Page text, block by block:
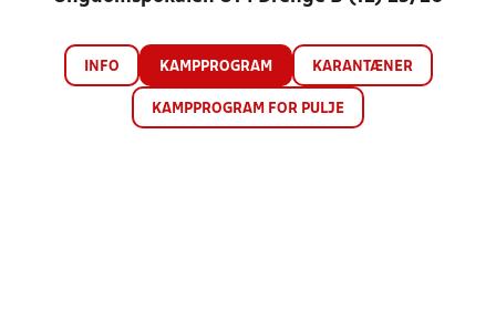
INFO KAMPPROGRAM KARANTÆNER
KAMPPROGRAM FOR PULJE